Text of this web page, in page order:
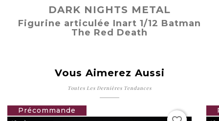
DARK NIGHTS METAL
Figurine articulée Inart 1/12 Batman
The Red Death
Vous Aimerez Aussi
Toutes Les Dernières Tendances